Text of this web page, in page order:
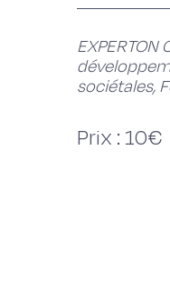
sociétales,
Prix : 10€